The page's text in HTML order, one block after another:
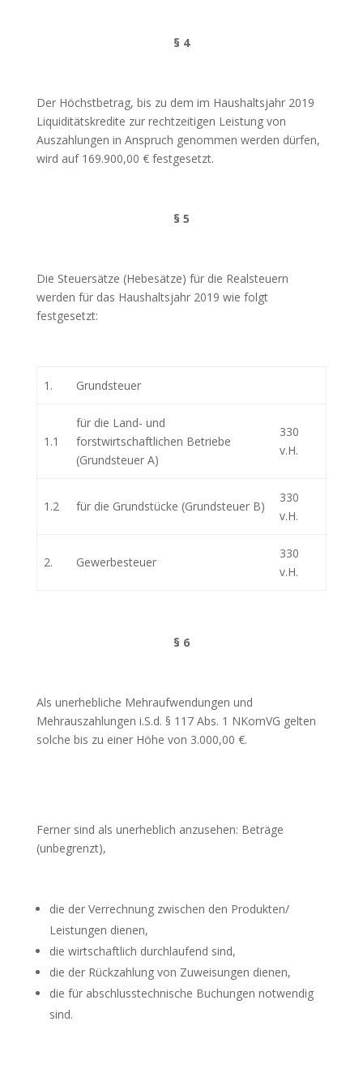
§ 4
Der Höchstbetrag, bis zu dem im Haushaltsjahr 2019
Liquiditätskredite zur rechtzeitigen Leistung von
Auszahlungen in Anspruch genommen werden dürfen,
wird auf 169.900,00 € festgesetzt.
§ 5
Die Steuersätze (Hebesätze) für die Realsteuern
werden für das Haushaltsjahr 2019 wie folgt
festgesetzt:
1. Grundsteuer
1.1
für die Land- und
forstwirtschaftlichen Betriebe
(Grundsteuer A)
330
v.H.
1.2 für die Grundstücke (Grundsteuer B)
330
v.H.
2. Gewerbesteuer
330
v.H.
§ 6
Als unerhebliche Mehraufwendungen und
Mehrauszahlungen i.S.d. § 117 Abs. 1 NKomVG gelten
solche bis zu einer Höhe von 3.000,00 €.
Ferner sind als unerheblich anzusehen: Beträge
(unbegrenzt),
die der Verrechnung zwischen den Produkten/
Leistungen dienen,
die wirtschaftlich durchlaufend sind,
die der Rückzahlung von Zuweisungen dienen,
die für abschlusstechnische Buchungen notwendig
sind.